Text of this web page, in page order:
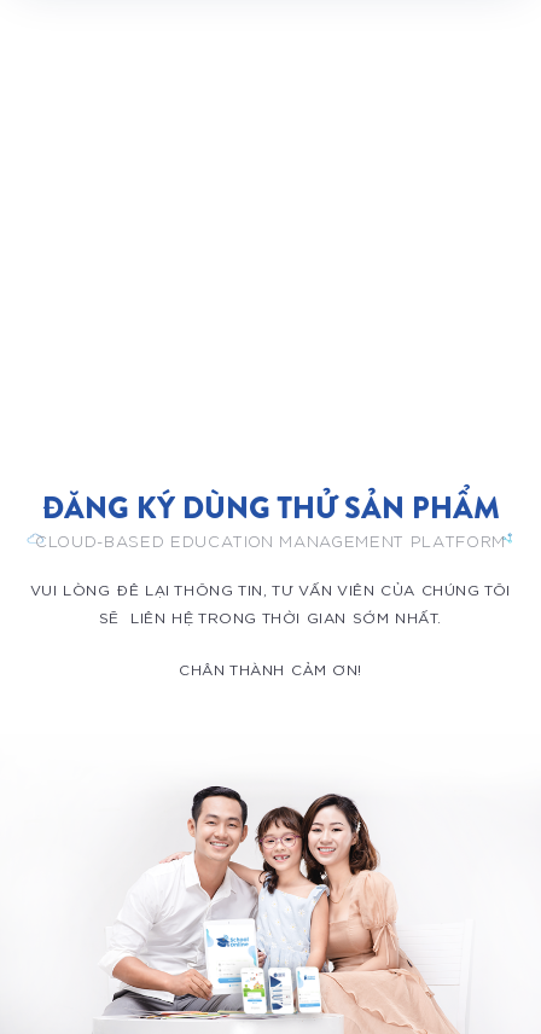
ĐĂNG KÝ DÙNG THỬ SẢN PHẨM
CLOUD-BASED EDUCATION MANAGEMENT PLATFORM
VUI LÒNG ĐÊ LẠI THÔNG TIN, TƯ VẤN VIÊN CỦA CHÚNG TÔI
SẼ LIÊN HỆ TRONG THỜI GIAN SỚM NHẤT.
CHÂN THÀNH CẢM ƠN!